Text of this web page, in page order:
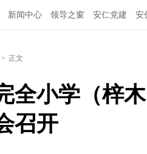
新闻中心 领导之窗 安仁党建 安
> 正文
全小学（梓
召开